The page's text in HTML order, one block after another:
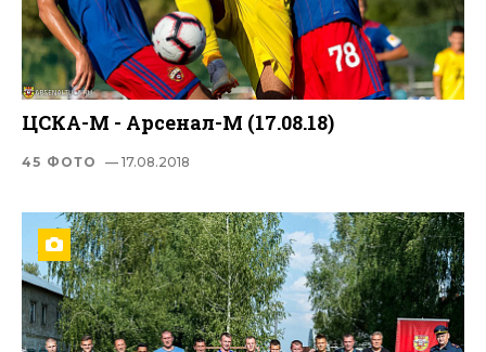
ЦСКА-М - Арсенал-М (17.08.18)
45 ФОТО — 17.08.2018